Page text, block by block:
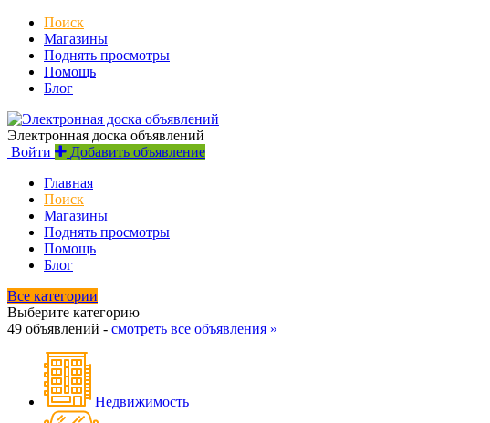
Поиск
Магазины
Поднять просмотры
Помощь
Блог
Электронная доска объявлений
Войти
Добавить объявление
Главная
Поиск
Магазины
Поднять просмотры
Помощь
Блог
Все категории
Выберите категорию
49 объявлений - смотреть все объявления »
Недвижимость